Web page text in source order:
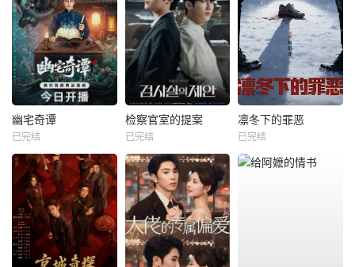
幽宅奇谭
已完结
检察官室的提案
已完结
凛冬下的罪恶
已完结